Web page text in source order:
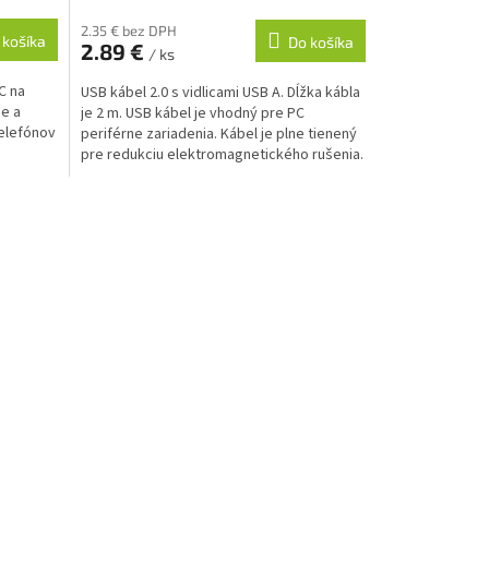
košíka
na
a
2.35 € bez DPH
2.89 € / ks
Do košíka
USB kábel 2.0 s vidlicami USB A. Dĺžka kábla
je 2 m. USB kábel je vhodný pre PC
periférne zariadenia. Kábel je plne tienený
pre redukciu elektromagnetického rušenia.